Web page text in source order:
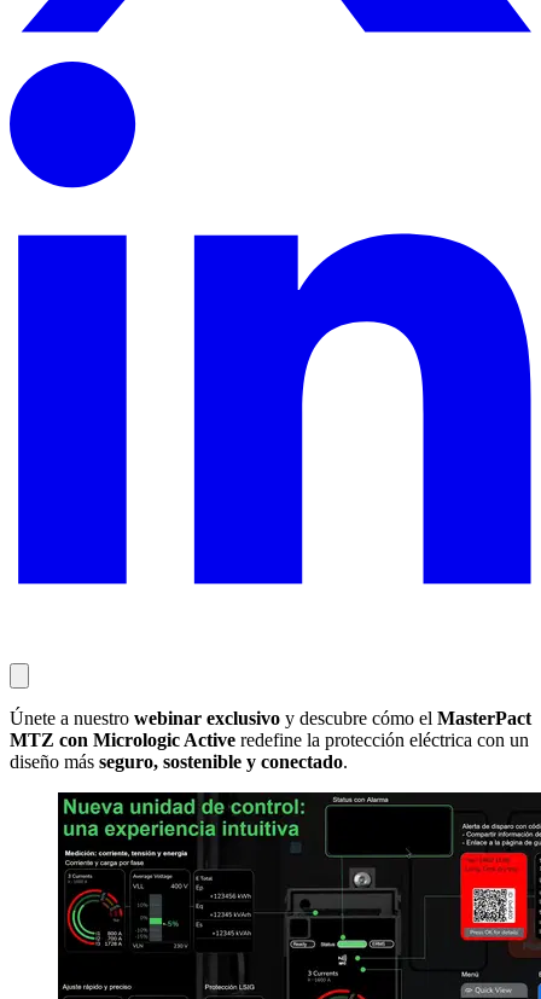
Únete a nuestro webinar exclusivo y descubre cómo el MasterPact
MTZ con Micrologic Active redefine la protección eléctrica con un
diseño más seguro, sostenible y conectado.